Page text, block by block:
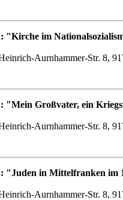
"Kirche im
Aurnhammer-Str. 8,
"Mein Großvater, ein
Aurnhammer-Str. 8,
"Juden in Mittelfranken im
Aurnhammer-Str. 8,